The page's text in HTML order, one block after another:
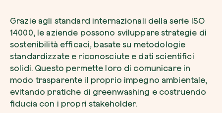
Grazie agli standard internazionali della serie ISO
14000, le aziende possono sviluppare strategie di
sostenibilità efficaci, basate su metodologie
standardizzate e riconosciute e dati scientifici
solidi. Questo permette loro di comunicare in
modo trasparente il proprio impegno ambientale,
evitando pratiche di greenwashing e costruendo
fiducia con i propri stakeholder.